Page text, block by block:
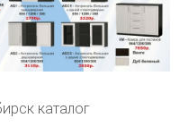
каталог